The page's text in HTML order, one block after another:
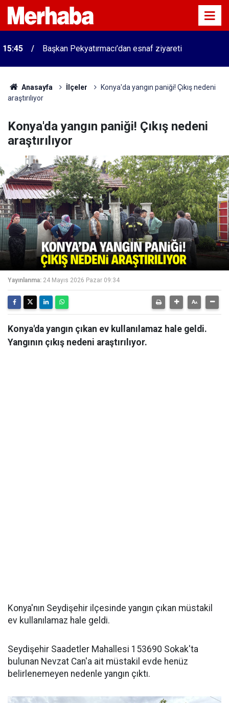
15:45 Başkan Pekyatırmacı’dan esnaf ziyareti
Anasayfa İlçeler
Konya'da yangın paniği! Çıkış nedeni
araştırılıyor
Konya'da yangın paniği! Çıkış nedeni
araştırılıyor
Yayınlanma: 24 Mayıs 2026 Pazar 09:34
Konya'da yangın çıkan ev kullanılamaz hale geldi.
Yangının çıkış nedeni araştırılıyor.
Konya'nın Seydişehir ilçesinde yangın çıkan müstakil
ev kullanılamaz hale geldi.
Seydişehir Saadetler Mahallesi 153690 Sokak'ta
bulunan Nevzat Can'a ait müstakil evde henüz
belirlenemeyen nedenle yangın çıktı.